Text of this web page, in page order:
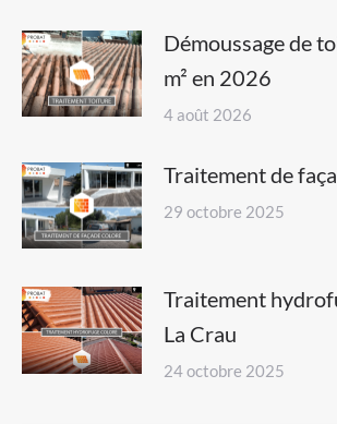
Démoussage de
m² en 2026
4 août 2026
Traitement de
29 octobre 2025
Traitement
La Crau
24 octobre 2025